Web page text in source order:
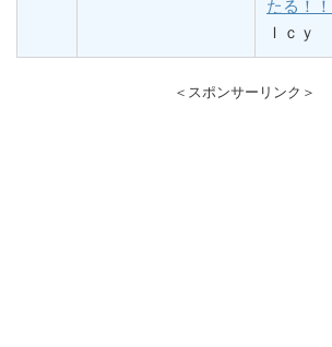
たる！！
ｌｃｙ
＜スポンサーリンク＞